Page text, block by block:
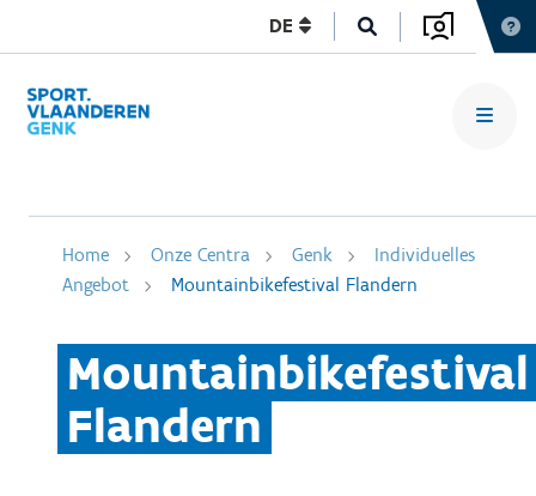
DE
Home Onze Centra Genk
Individuelles
Angebot
Mountainbikefestival Flandern
Mountainbikefestival
Flandern